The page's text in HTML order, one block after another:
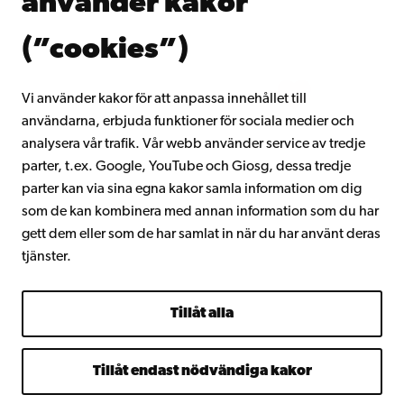
(”cookies”)
Vi använder kakor för att anpassa innehållet till
användarna, erbjuda funktioner för sociala medier och
analysera vår trafik. Vår webb använder service av tredje
parter, t.ex. Google, YouTube och Giosg, dessa tredje
parter kan via sina egna kakor samla information om dig
som de kan kombinera med annan information som du har
gett dem eller som de har samlat in när du har använt deras
tjänster.
Tillåt alla
Tillåt endast nödvändiga kakor
Gå med i Åbo Akademis alumnnätverk
Intranätet
Facebook InstagramYouTube LinkedIn Blog Snapchat